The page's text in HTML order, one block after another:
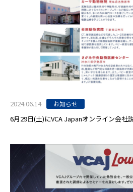
2024.06.14 お知らせ
6月29日(土)にVCA Japanオンライン会社